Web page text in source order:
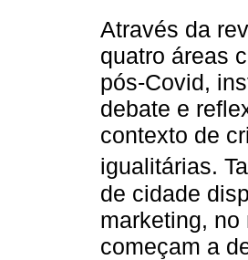
Através da
quatro áreas
pós-Covid,
debate e
contexto de
igualitárias.
de cidade
marketing,
começam a